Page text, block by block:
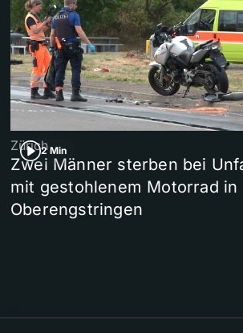
2 Min
Zürich
Zwei Männer sterben bei
mit gestohlenem Motorrad in
Oberengstringen